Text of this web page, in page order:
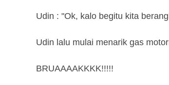
Udin : "Ok, kalo begitu kita
Udin lalu mulai menarik gas
BRUAAAAKKKK!!!!!